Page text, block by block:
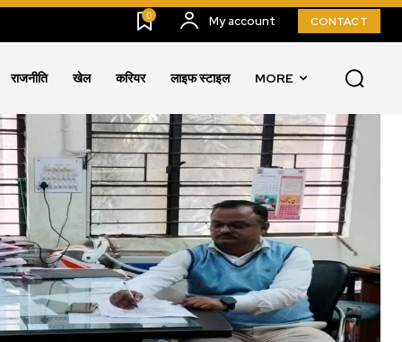
0 My account CONTACT
राजनीति खेल करियर लाइफ स्टाइल MORE